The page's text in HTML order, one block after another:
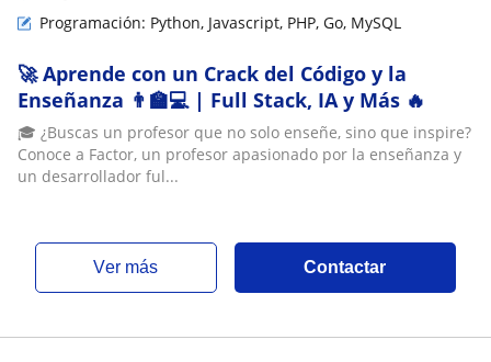
Programación: Python, Javascript, PHP, Go, MySQL
🚀 Aprende con un Crack del Código y la
Enseñanza 👨‍🏫💻 | Full Stack, IA y Más 🔥
🎓 ¿Buscas un profesor que no solo enseñe, sino que inspire?
Conoce a Factor, un profesor apasionado por la enseñanza y
un desarrollador ful...
ver más Contactar